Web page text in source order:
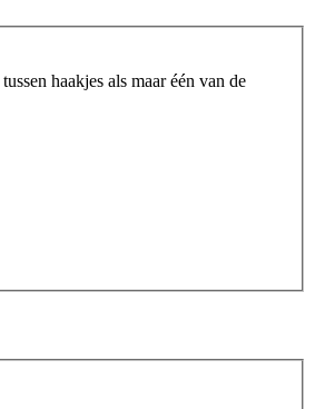
tussen haakjes als maar één van de